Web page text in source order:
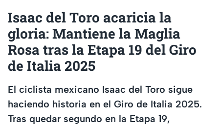
Isaac del Toro acaricia la
gloria: Mantiene la Maglia
Rosa tras la Etapa 19 del Giro
de Italia 2025
El ciclista mexicano Isaac del Toro sigue
haciendo historia en el Giro de Italia 2025.
Tras quedar segundo en la Etapa 19,